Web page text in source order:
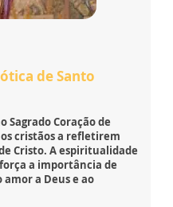
de Santo
Sagrado Coração de
cristãos a refletirem
Cristo. A espiritualidade
a importância de
a Deus e ao